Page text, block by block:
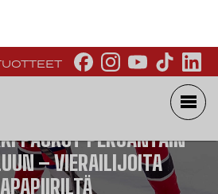
– VIERAILIJOITA